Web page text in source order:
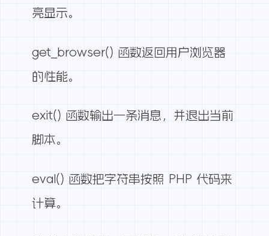
亮显示。
get_browser() 函数返回用户浏览器
的性能。
exit() 函数输出一条消息，并退出当前
脚本。
eval() 函数把字符串按照 PHP 代码来
计算。